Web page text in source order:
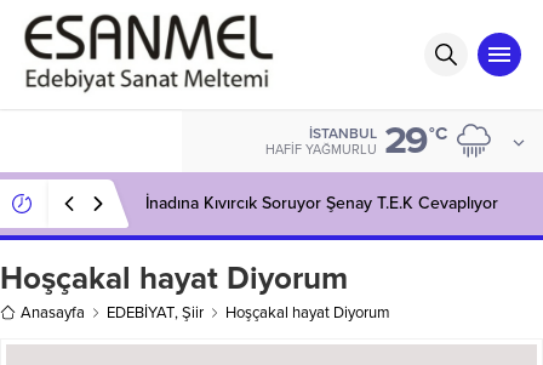
İSTANBUL
HAFIF YAĞMURLU 29°C
İnadına Kıvırcık Soruyor Şenay T.E.K Cevaplıyor
Hoşçakal hayat Diyorum
Anasayfa EDEBİYAT,Şiir Hoşçakal hayat Diyorum